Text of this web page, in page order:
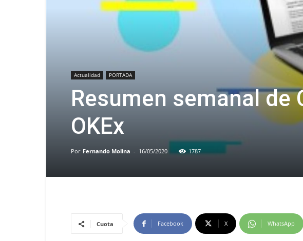
Actualidad PORTADA
Resumen semanal de
OKEx
Por Fernando Molina - 16/05/2020 1787
Cuota Facebook X WhatsApp